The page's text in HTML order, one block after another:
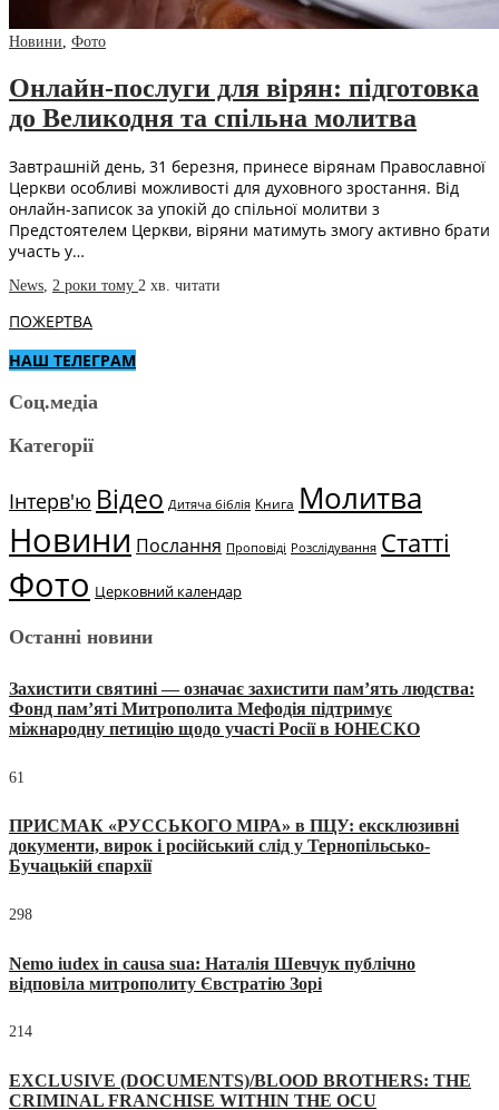
Новини, Фото
Онлайн-послуги для вірян: підготовка
до Великодня та спільна молитва
Завтрашній день, 31 березня, принесе вірянам Православної
Церкви особливі можливості для духовного зростання. Від
онлайн-записок за упокій до спільної молитви з
Предстоятелем Церкви, віряни матимуть змогу активно брати
участь у…
News, 2 роки тому 2 хв. читати
ПОЖЕРТВА
НАШ ТЕЛЕГРАМ
Соц.медіа
Категорії
Інтерв'ю Відео Дитяча біблія Книга Молитва
Новини Послання Проповіді Розслідування Статті
Фото Церковний календар
Останні новини
Захистити святині — означає захистити пам’ять людства:
Фонд пам’яті Митрополита Мефодія підтримує
міжнародну петицію щодо участі Росії в ЮНЕСКО
61
ПРИСМАК «РУССЬКОГО МІРА» в ПЦУ: ексклюзивні
документи, вирок і російський слід у Тернопільсько-
Бучацькій єпархії
298
Nemo iudex in causa sua: Наталія Шевчук публічно
відповіла митрополиту Євстратію Зорі
214
EXCLUSIVE (DOCUMENTS)/BLOOD BROTHERS: THE
CRIMINAL FRANCHISE WITHIN THE OCU